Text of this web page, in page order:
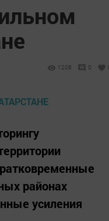
1208 0
районах
усиления